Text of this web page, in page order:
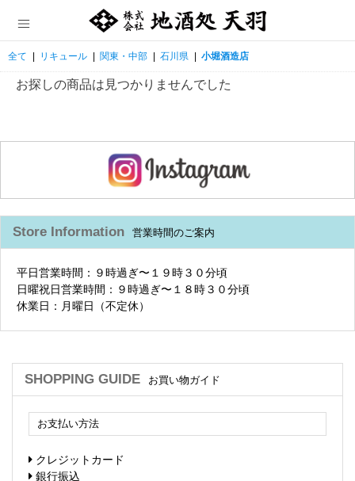
全て | リキュール | 関東・中部 | 石川県 | 小堀酒造店
お探しの商品は見つかりませんでした
Store Information 営業時間のご案内
平日営業時間：９時過ぎ〜１９時３０分頃
日曜祝日営業時間：９時過ぎ〜１８時３０分頃
休業日：月曜日（不定休）
SHOPPING GUIDE お買い物ガイド
お支払い方法
クレジットカード
銀行振込